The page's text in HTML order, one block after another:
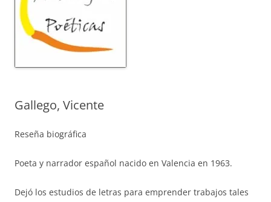
Gallego, Vicente
Reseña biográfica
Poeta y narrador español nacido en Valencia en 1963.
Dejó los estudios de letras para emprender trabajos tales